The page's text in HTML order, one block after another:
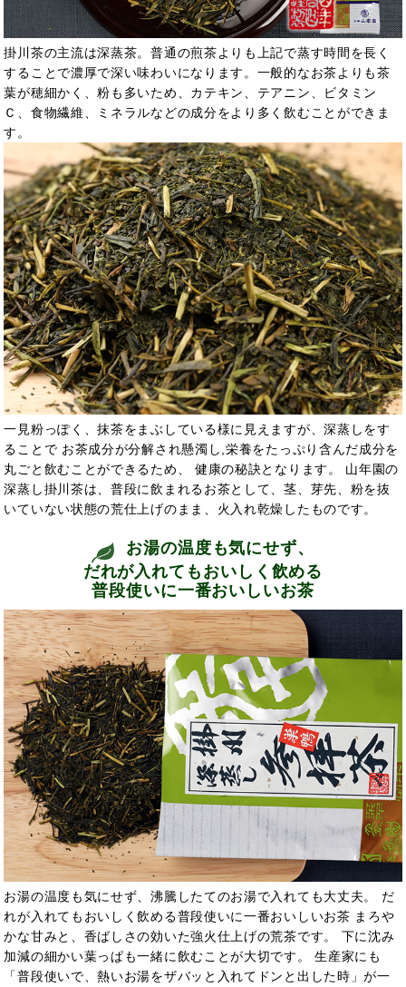
掛川茶の主流は深蒸茶。普通の煎茶よりも上記で蒸す時間を長く
することで濃厚で深い味わいになります。一般的なお茶よりも茶
葉が穂細かく、粉も多いため、カテキン、テアニン、ビタミン
Ｃ、食物繊維、ミネラルなどの成分をより多く飲むことができま
す。
一見粉っぽく、抹茶をまぶしている様に見えますが、深蒸しをす
ることで お茶成分が分解され懸濁し,栄養をたっぷり含んだ成分を
丸ごと飲むことができるため、 健康の秘訣となります。 山年園の
深蒸し掛川茶は、普段に飲まれるお茶として、茎、芽先、粉を抜
いていない状態の荒仕上げのまま、火入れ乾燥したものです。
お湯の温度も気にせず、
だれが入れてもおいしく飲める
普段使いに一番おいしいお茶
お湯の温度も気にせず、沸騰したてのお湯で入れても大丈夫。 だ
れが入れてもおいしく飲める普段使いに一番おいしいお茶 まろや
かな甘みと、香ばしさの効いた強火仕上げの荒茶です。 下に沈み
加減の細かい葉っぱも一緒に飲むことが大切です。 生産家にも
「普段使いで、熱いお湯をザバッと入れてドンと出した時」が一